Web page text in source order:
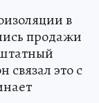
в
продажи
это с